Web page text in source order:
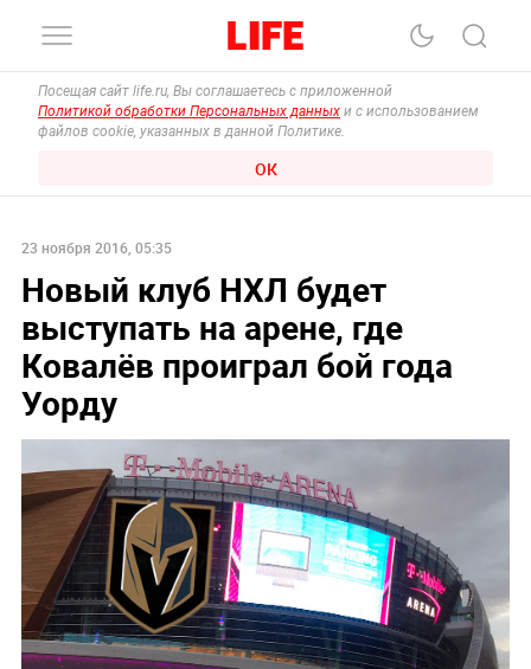
Посещая сайт life.ru, Вы соглашаетесь с приложенной
Политикой обработки Персональных данных и с использованием
файлов cookie, указанных в данной Политике.
ОК
23 ноября 2016, 05:35
Новый клуб НХЛ будет
выступать на арене, где
Ковалёв проиграл бой года
Уорду